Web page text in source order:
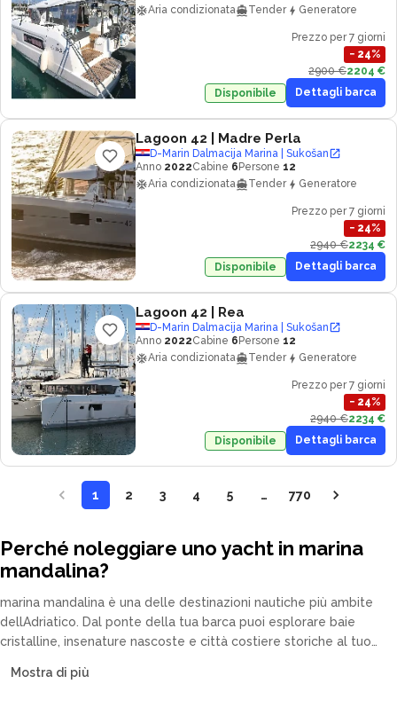
Aria condizionata
Tender Generatore
Prezzo per 7 giorni
− 24%
2900 €2204 €
Disponibile
Dettagli barca
Lagoon 42 | Madre Perla
D-Marin Dalmacija Marina | Sukošan
Anno 2022Cabine 6 Persone 12
Aria condizionata
Tender Generatore
Prezzo per 7 giorni
− 24%
2940 €2234 €
Disponibile
Dettagli barca
Lagoon 42 | Rea
D-Marin Dalmacija Marina | Sukošan
Anno 2022Cabine 6 Persone 12
Aria condizionata
Tender Generatore
Prezzo per 7 giorni
− 24%
2940 €2234 €
Disponibile
Dettagli barca
1 2 3 4 5 … 770
Perché noleggiare uno yacht in marina
mandalina?
marina mandalina è una delle destinazioni nautiche più ambite
dellAdriatico. Dal ponte della tua barca puoi esplorare baie
cristalline, insenature nascoste e città costiere storiche al tuo
motore e caicchi.
Mostra di più